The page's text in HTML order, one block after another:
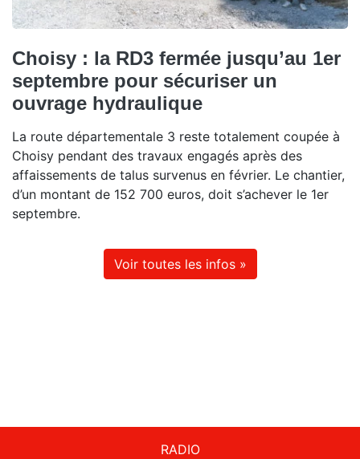
Choisy : la RD3 fermée jusqu’au 1er
septembre pour sécuriser un
ouvrage hydraulique
La route départementale 3 reste totalement coupée à
Choisy pendant des travaux engagés après des
affaissements de talus survenus en février. Le chantier,
d’un montant de 152 700 euros, doit s’achever le 1er
septembre.
Voir toutes les infos »
RADIO